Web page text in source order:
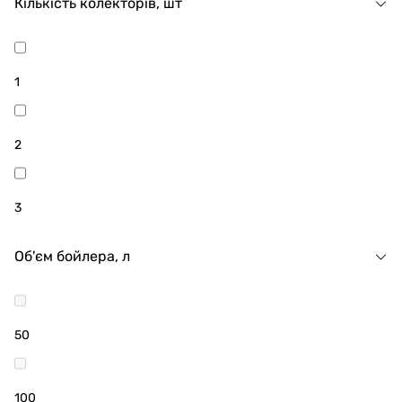
1
2
3
Об'єм бойлера, л
50
100